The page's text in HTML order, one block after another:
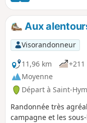
Aux
Visorandonneur
11,96 km
+211
Moyenne
Départ à Saint-
Randonnée très
campagne et les